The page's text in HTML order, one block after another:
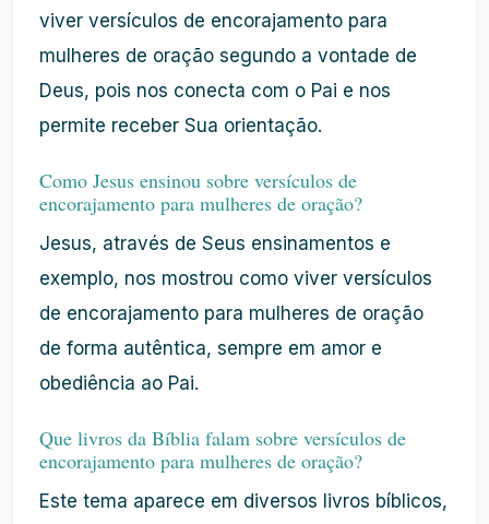
viver versículos de encorajamento para
mulheres de oração segundo a vontade de
Deus, pois nos conecta com o Pai e nos
permite receber Sua orientação.
Como Jesus ensinou sobre versículos de
encorajamento para mulheres de oração?
Jesus, através de Seus ensinamentos e
exemplo, nos mostrou como viver versículos
de encorajamento para mulheres de oração
de forma autêntica, sempre em amor e
obediência ao Pai.
Que livros da Bíblia falam sobre versículos de
encorajamento para mulheres de oração?
Este tema aparece em diversos livros bíblicos,